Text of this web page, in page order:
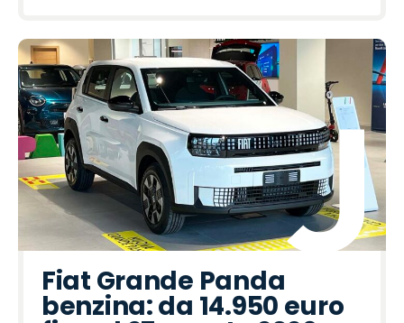
Fiat Grande Panda
benzina: da 14.950 euro